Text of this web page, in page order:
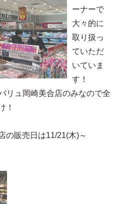
ーナーで
大々的に
取り扱っ
ていただ
いていま
す！
リュ岡崎美合店のみなので全
！
の販売日は11/21(木)～